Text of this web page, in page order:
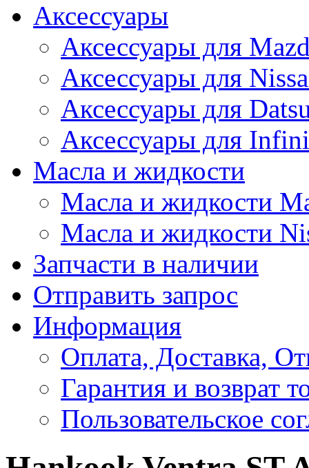
Аксессуары
Аксессуары для
Аксессуары для
Аксессуары для
Аксессуары для
Масла и жидкости
Масла и жидкости
Масла и жидкости
Запчасти в наличии
Отправить запрос
Информация
Оплата, Доставка,
Гарантия и возврат
Пользовательское